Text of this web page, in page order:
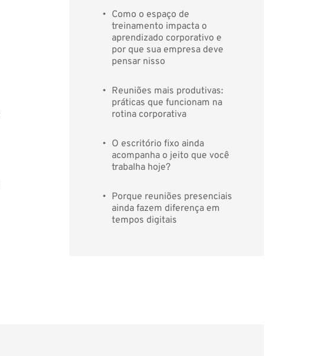
Como o espaço de
treinamento impacta o
aprendizado corporativo e
por que sua empresa deve
pensar nisso
Reuniões mais produtivas:
práticas que funcionam na
rotina corporativa
O escritório fixo ainda
acompanha o jeito que você
trabalha hoje?
Porque reuniões presenciais
ainda fazem diferença em
tempos digitais